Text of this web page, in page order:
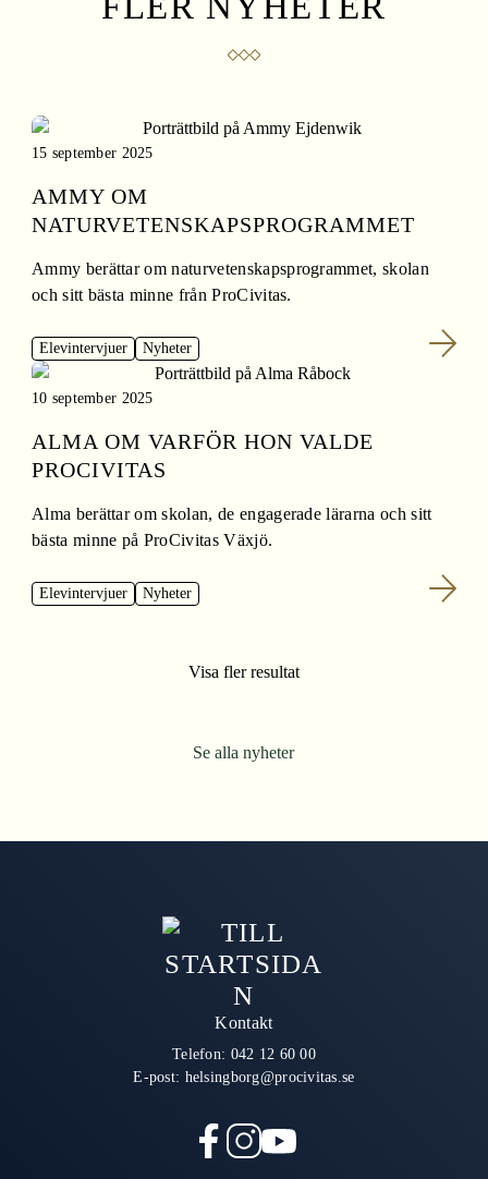
15 september 2025
AMMY OM
NATURVETENSKAPSPROGRAMMET
Ammy berättar om naturvetenskapsprogrammet, skolan
och sitt bästa minne från ProCivitas.
Elevintervjuer Nyheter
10 september 2025
ALMA OM VARFÖR HON VALDE
PROCIVITAS
Alma berättar om skolan, de engagerade lärarna och sitt
bästa minne på ProCivitas Växjö.
Elevintervjuer Nyheter
Visa fler resultat
Se alla nyheter
Kontakt
Telefon: 042 12 60 00
E-post: helsingborg@procivitas.se